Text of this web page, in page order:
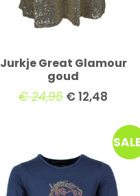
Jurkje Great Glamour
goud
€24,95 €12,48